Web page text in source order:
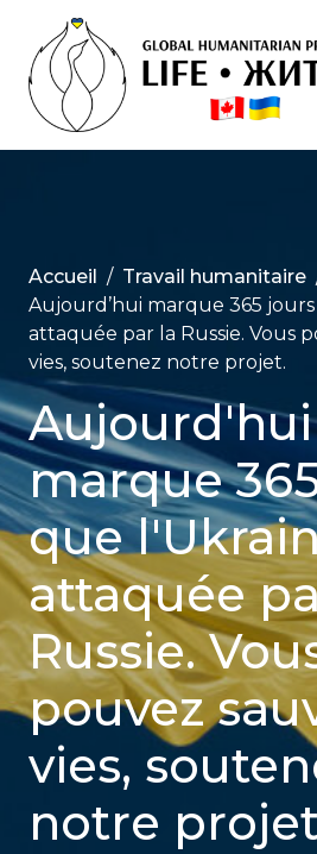
content
Accueil
Travail humanitaire
Aujourd’hui marque 365 jours
attaquée par la Russie. Vous
vies, soutenez notre projet.
Aujourd'hui
marque
que
attaquée
Russie.
pouvez
vies,
notre